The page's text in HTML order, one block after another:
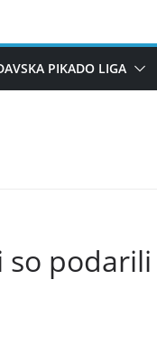
PIKADO LIGA
so podarili